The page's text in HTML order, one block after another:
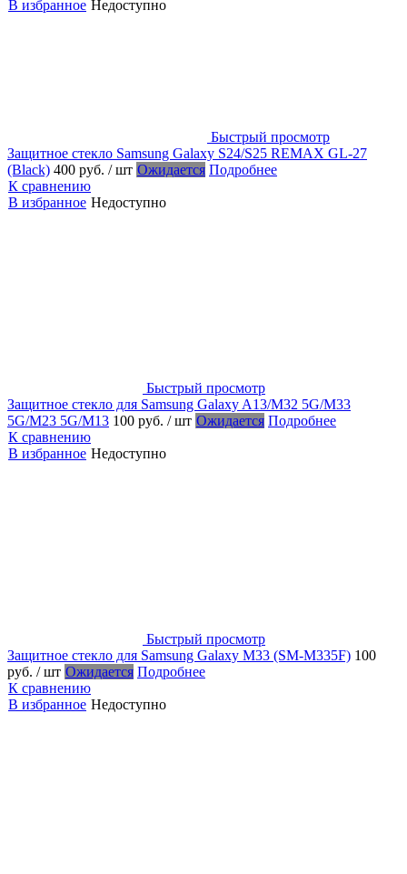
В избранное Недоступно
Быстрый просмотр
Защитное стекло Samsung Galaxy S24/S25 REMAX GL-27
(Black) 400 руб. / шт Ожидается Подробнее
К сравнению
В избранное Недоступно
Быстрый просмотр
Защитное стекло для Samsung Galaxy A13/M32 5G/M33
5G/M23 5G/M13 100 руб. / шт Ожидается Подробнее
К сравнению
В избранное Недоступно
Быстрый просмотр
Защитное стекло для Samsung Galaxy M33 (SM-M335F) 100
руб. / шт Ожидается Подробнее
К сравнению
В избранное Недоступно